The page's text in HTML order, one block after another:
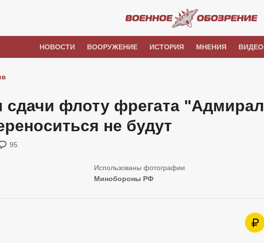
НОВОСТИ ВООРУЖЕНИЕ ИСТОРИЯ МНЕНИЯ ВИДЕО
флоту фрегата "Адмирал
не будут
95
Минобороны РФ